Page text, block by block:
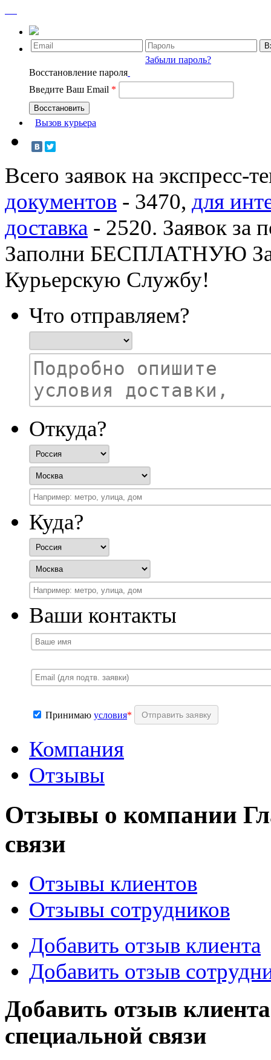
Забыли пароль?
Восстановление пароля
Введите Ваш Email *
Вызов курьера
Всего заявок на экспресс-
документов - 3470, для
доставка - 2520. Заявок за
Заполни БЕСПЛАТНУЮ
Курьерскую Службу!
Что отправляем?
Откуда?
Куда?
Ваши контакты
Принимаю условия*
Компания
Отзывы
Отзывы о компании
связи
Отзывы клиентов
Отзывы сотрудников
Добавить отзыв клиента
Добавить отзыв
Добавить отзыв клиента
специальной связи